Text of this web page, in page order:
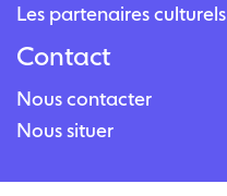
Les partenaires culturels
Contact
Nous contacter
Nous situer